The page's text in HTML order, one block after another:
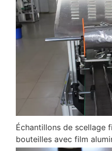
Échantillons de scellage
bouteilles avec film